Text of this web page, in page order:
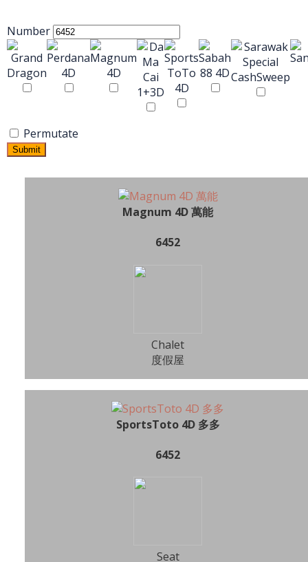
Number
Permutate
Submit
Magnum 4D 萬能
6452
Chalet
度假屋
SportsToto 4D 多多
6452
Seat